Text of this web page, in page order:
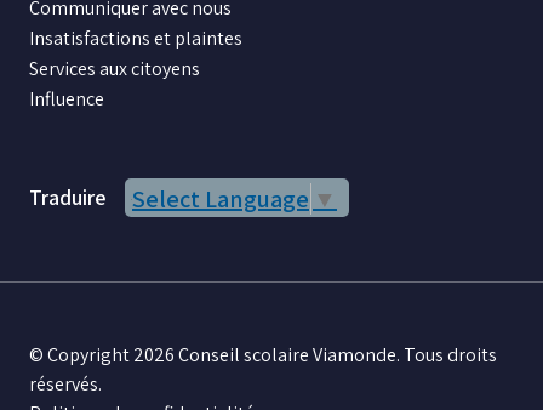
Communiquer avec nous
Insatisfactions et plaintes
Services aux citoyens
Influence
Traduire Select Language ▼
© Copyright 2026 Conseil scolaire Viamonde. Tous droits
réservés.